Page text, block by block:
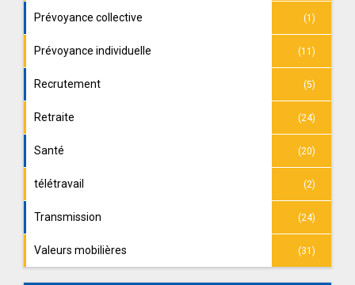
Prévoyance collective (1)
Prévoyance individuelle (11)
Recrutement (5)
Retraite (24)
Santé (20)
télétravail (2)
Transmission (24)
Valeurs mobilières (31)